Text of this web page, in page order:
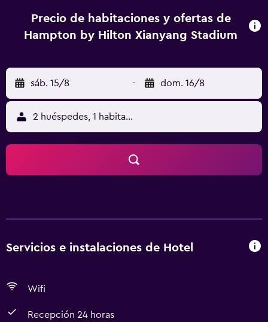
Precio de habitaciones y ofertas de
Hampton by Hilton Xianyang Stadium
sáb. 15/8 - dom. 16/8
2 huéspedes, 1 habitación
Servicios e instalaciones de Hotel
Wifi
Recepción 24 horas